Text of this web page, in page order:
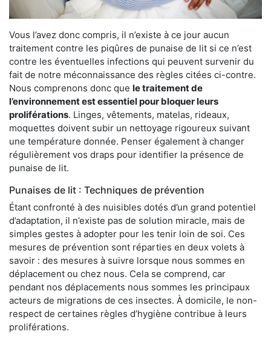
Vous l’avez donc compris, il n’existe à ce jour aucun
traitement contre les piqûres de punaise de lit si ce n’est
contre les éventuelles infections qui peuvent survenir du
fait de notre méconnaissance des règles citées ci-contre.
Nous comprenons donc que le traitement de
l’environnement est essentiel pour bloquer leurs
proliférations. Linges, vêtements, matelas, rideaux,
moquettes doivent subir un nettoyage rigoureux suivant
une température donnée. Penser également à changer
régulièrement vos draps pour identifier la présence de
punaise de lit.
Punaises de lit : Techniques de prévention
Étant confronté à des nuisibles dotés d’un grand potentiel
d’adaptation, il n’existe pas de solution miracle, mais de
simples gestes à adopter pour les tenir loin de soi. Ces
mesures de prévention sont réparties en deux volets à
savoir : des mesures à suivre lorsque nous sommes en
déplacement ou chez nous. Cela se comprend, car
pendant nos déplacements nous sommes les principaux
acteurs de migrations de ces insectes. À domicile, le non-
respect de certaines règles d’hygiène contribue à leurs
proliférations.